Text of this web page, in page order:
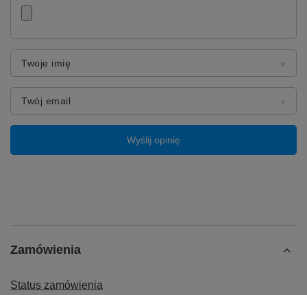
Twoje imię
Twój email
Wyślij opinię
Zamówienia
Status zamówienia